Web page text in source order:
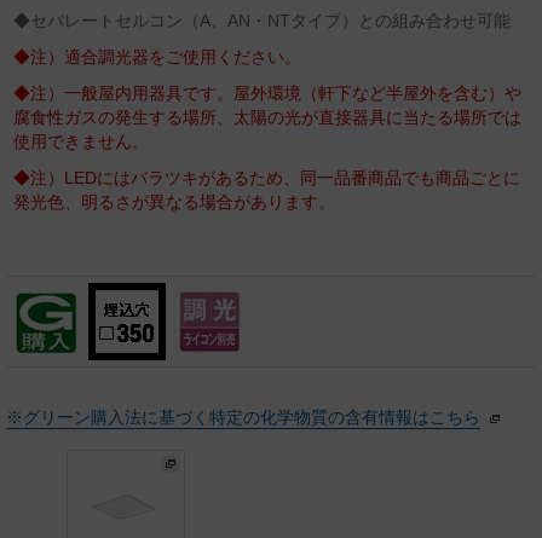
◆セパレートセルコン（A、AN・NTタイプ）との組み合わせ可能
◆注）適合調光器をご使用ください。
◆注）一般屋内用器具です。屋外環境（軒下など半屋外を含む）や
腐食性ガスの発生する場所、太陽の光が直接器具に当たる場所では
使用できません。
◆注）LEDにはバラツキがあるため、同一品番商品でも商品ごとに
発光色、明るさが異なる場合があります。
※グリーン購入法に基づく特定の化学物質の含有情報はこちら